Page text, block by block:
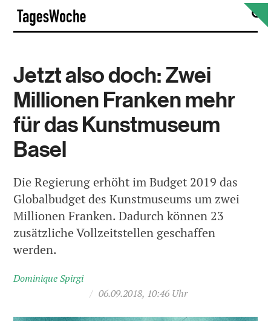
Skip
content
Jetzt also doch: Zwei
Millionen Franken mehr
für das Kunstmuseum
Basel
Die Regierung erhöht im Budget 2019 das
Globalbudget des Kunstmuseums um zwei
Millionen Franken. Dadurch können 23
zusätzliche Vollzeitstellen geschaffen
werden.
Dominique Spirgi
/ 06.09.2018, 10:46 Uhr